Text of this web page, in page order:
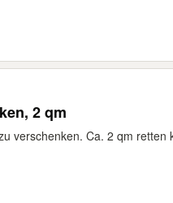
2 qm
verschenken. Ca. 2 qm retten